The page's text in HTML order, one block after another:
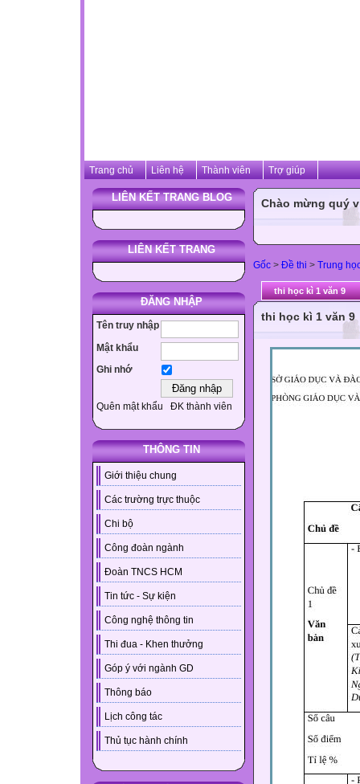
Trang chủ Liên hệ Thành viên Trợ giúp
LIÊN KẾT TRANG BLOG
LIÊN KẾT TRANG
ĐĂNG NHẬP
Tên truy nhập
Mật khẩu
Ghi nhớ
Quên mật khẩu ĐK thành viên
THÔNG TIN
Giới thiệu chung
Các trường trực thuộc
Chi bộ
Công đoàn ngành
Đoàn TNCS HCM
Tin tức - Sự kiện
Công nghệ thông tin
Thi đua - Khen thưởng
Góp ý với ngành GD
Thông báo
Lịch công tác
Thủ tục hành chính
Chào mừng quý
Gốc > Đề thi > Trung
thi học kì 1 văn 9
thi học kì 1 văn 9